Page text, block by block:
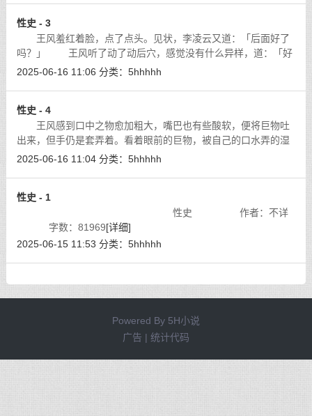
性史 - 3
王风羞红着脸，点了点头。见状，李凌云又道：「后面好了
吗？」 王风听了动了动后穴，感觉没有什么异样，道：「好
了！」[详细]
2025-06-16 11:06 分类： 5hhhhh
性史 - 4
王风感到口中之物愈加粗大，嘴巴也有些酸软，便将巨物吐
出来，但手仍是套弄着。看着眼前的巨物，被自己的口水弄的湿
漉漉的，显的淫邪，那粗度比那石冲还大了一些，王风不由一阵
2025-06-16 11:04 分类： 5hhhhh
性史 - 1
性史 作者：不详
字数：81969[详细]
2025-06-15 11:53 分类： 5hhhhh
Powered By 5H小说
广告 | 统计代码